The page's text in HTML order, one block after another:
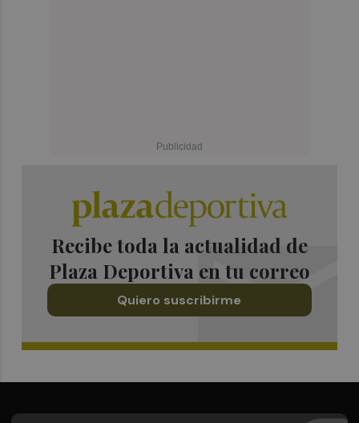
Recibe toda la actualidad de
Plaza Deportiva en tu correo
Quiero suscribirme